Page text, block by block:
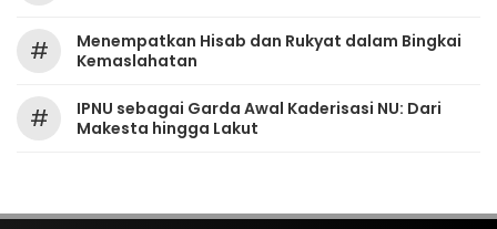
#
Menempatkan Hisab dan Rukyat dalam Bingkai
Kemaslahatan
#
IPNU sebagai Garda Awal Kaderisasi NU: Dari
Makesta hingga Lakut